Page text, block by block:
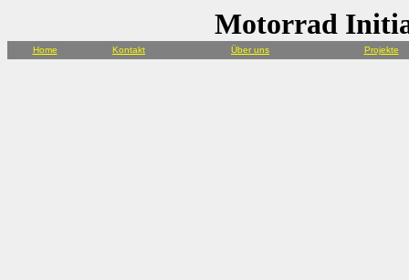
Motorrad
Home Kontakt Über uns Projekte